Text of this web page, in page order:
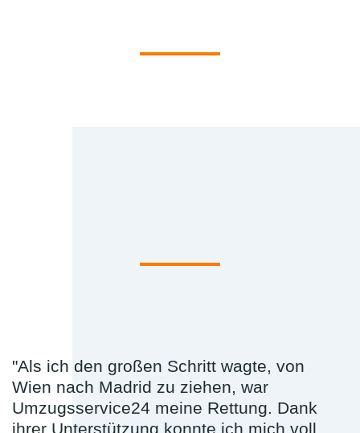
"Als ich den großen Schritt wagte, von
Wien nach Madrid zu ziehen, war
Umzugsservice24 meine Rettung. Dank
ihrer Unterstützung konnte ich mich voll